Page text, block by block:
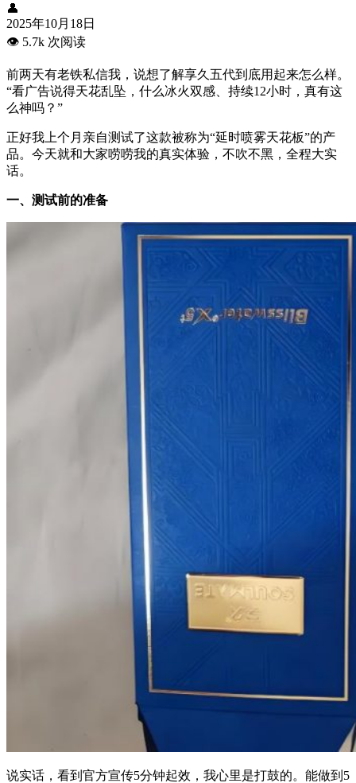
👤
2025年10月18日
👁️ 5.7k 次阅读
前两天有老铁私信我，说想了解享久五代到底用起来怎么样。
“看广告说得天花乱坠，什么冰火双感、持续12小时，真有这
么神吗？”
正好我上个月亲自测试了这款被称为“延时喷雾天花板”的产
品。今天就和大家唠唠我的真实体验，不吹不黑，全程大实
话。
一、测试前的准备
说实话，看到官方宣传5分钟起效，我心里是打鼓的。能做到5